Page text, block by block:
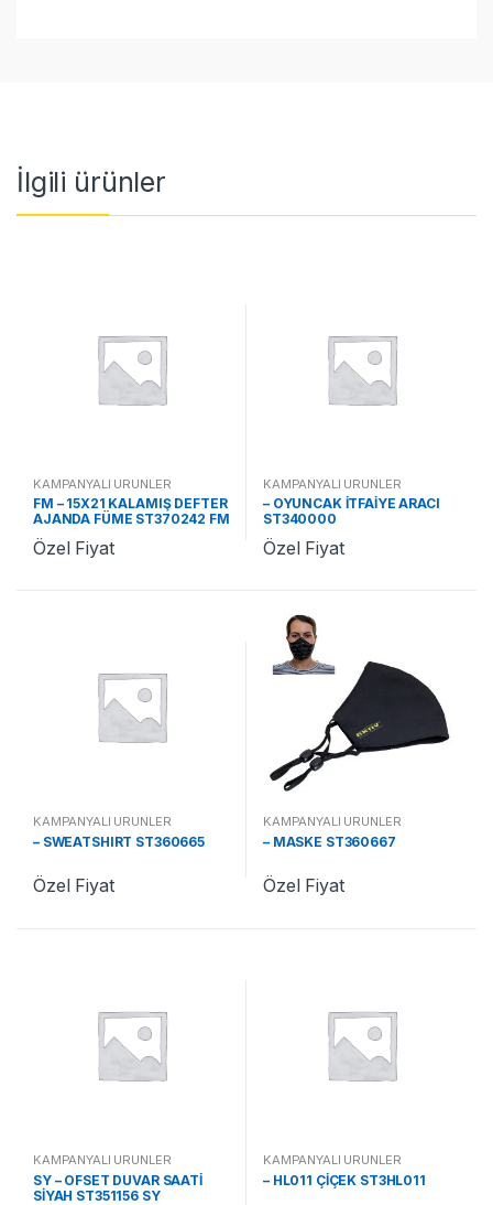
İlgili ürünler
KAMPANYALI ÜRÜNLER
FM – 15X21 KALAMIŞ DEFTER
AJANDA FÜME ST370242 FM
Özel Fiyat
KAMPANYALI ÜRÜNLER
– OYUNCAK İTFAİYE ARACI
ST340000
Özel Fiyat
KAMPANYALI ÜRÜNLER
– SWEATSHIRT ST360665
Özel Fiyat
KAMPANYALI ÜRÜNLER
– MASKE ST360667
Özel Fiyat
KAMPANYALI ÜRÜNLER
SY – OFSET DUVAR SAATİ
SİYAH ST351156 SY
KAMPANYALI ÜRÜNLER
– HL011 ÇİÇEK ST3HL011